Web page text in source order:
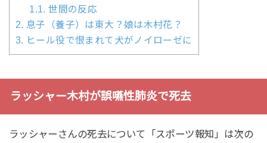
1.1. 世間の反応
2. 息子（養子）は東大？娘は木村花？
3. ヒール役で恨まれて犬がノイローゼに
ラッシャー木村が誤嚥性肺炎で死去
ラッシャーさんの死去について「スポーツ報知」は次の